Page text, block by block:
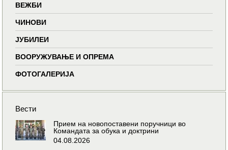
ВЕЖБИ
ЧИНОВИ
ЈУБИЛЕИ
ВООРУЖУВАЊЕ И ОПРЕМА
ФОТОГАЛЕРИЈА
Вести
Прием на новопоставени поручници во
Командата за обука и доктрини
04.08.2026